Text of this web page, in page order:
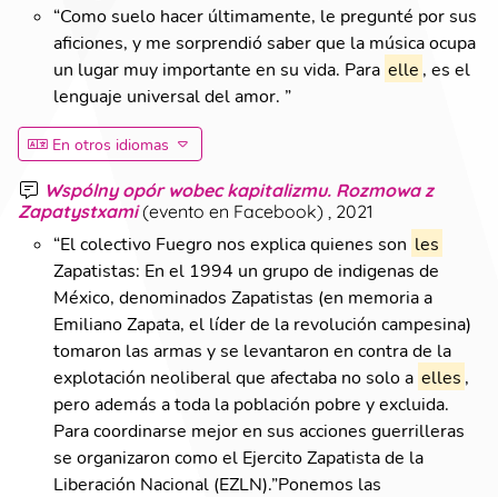
“Como suelo hacer últimamente, le pregunté por sus
aficiones, y me sorprendió saber que la música ocupa
un lugar muy importante en su vida. Para elle , es el
lenguaje universal del amor. ”
En otros idiomas
Wspólny opór wobec kapitalizmu. Rozmowa z
Zapatystxami(evento en Facebook)
, 2021
“El colectivo Fuegro nos explica quienes son les
Zapatistas: En el 1994 un grupo de indigenas de
México, denominados Zapatistas (en memoria a
Emiliano Zapata, el líder de la revolución campesina)
tomaron las armas y se levantaron en contra de la
explotación neoliberal que afectaba no solo a elles ,
pero además a toda la población pobre y excluida.
Para coordinarse mejor en sus acciones guerrilleras
se organizaron como el Ejercito Zapatista de la
Liberación Nacional (EZLN).”Ponemos las